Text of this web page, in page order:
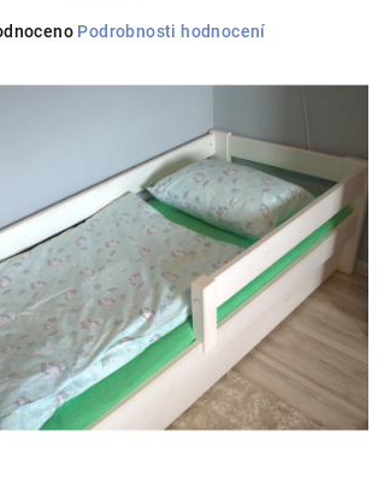
Podrobnosti hodnocení